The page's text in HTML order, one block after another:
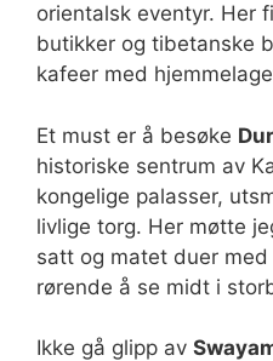
orientalsk eventyr. Her
butikker og tibetanske
kafeer med
Et must er å besøke
historiske sentrum av
kongelige palasser,
livlige torg. Her møtte
satt og matet duer
rørende å se midt i
Ikke gå glipp av